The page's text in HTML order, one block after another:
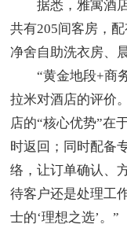
据悉，雅寓酒店
共有205间客房，
净舍自助洗衣房、
“黄金地段+商务
拉米对酒店的评价
店的“核心优势”在
时返回；同时配备
络，让订单确认、
待客户还是处理工
士的‘理想之选’。”